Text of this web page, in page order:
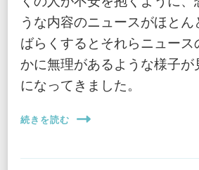
うな内容のニュースがほとん
ばらくするとそれらニュース
かに無理があるような様子が
になってきました。
続きを読む